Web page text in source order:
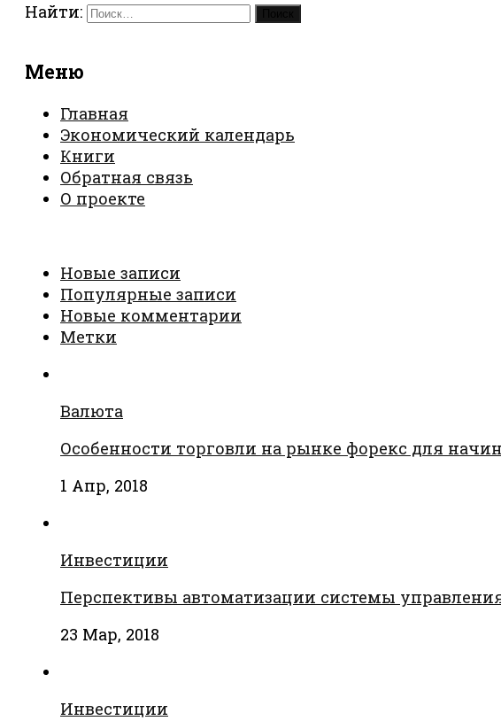
Найти:
Меню
Главная
Экономический календарь
Книги
Обратная связь
О проекте
Новые записи
Популярные записи
Новые комментарии
Метки
Валюта
Особенности торговли на рынке форекс для
1 Апр, 2018
Инвестиции
Перспективы автоматизации системы
23 Мар, 2018
Инвестиции